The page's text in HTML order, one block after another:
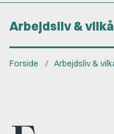
Arbejdsliv &
Forside Arbejdsliv &